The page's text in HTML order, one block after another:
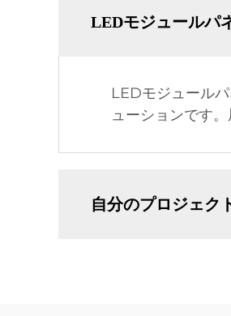
LEDモジュールパ
LEDモジュール
ューションです
自分のプロジェク